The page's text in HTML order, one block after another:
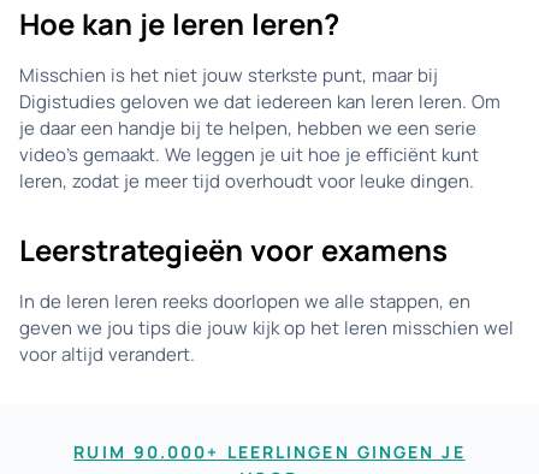
Hoe kan je leren leren?
Misschien is het niet jouw sterkste punt, maar bij
Digistudies geloven we dat iedereen kan leren leren. Om
je daar een handje bij te helpen, hebben we een serie
video’s gemaakt. We leggen je uit hoe je efficiënt kunt
leren, zodat je meer tijd overhoudt voor leuke dingen.
Leerstrategieën voor examens
In de leren leren reeks doorlopen we alle stappen, en
geven we jou tips die jouw kijk op het leren misschien wel
voor altijd verandert.
RUIM 90.000+ LEERLINGEN GINGEN JE